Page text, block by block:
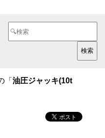
「油圧ジャッキ(10t